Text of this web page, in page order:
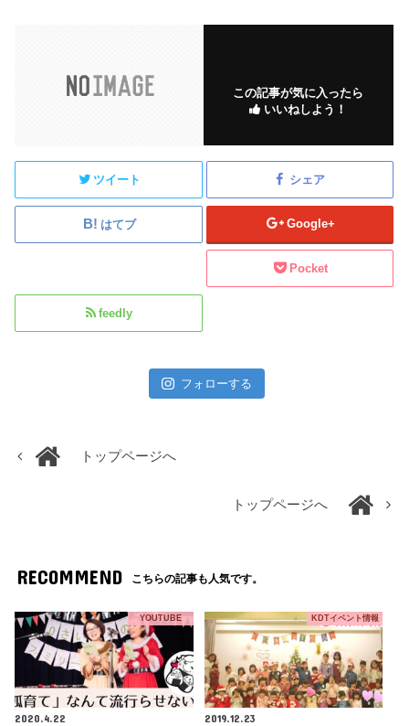
この記事が気に入ったら
いいねしよう！
ツイート シェア
はてブ Google+
Pocket
feedly
フォローする
トップページへ
トップページへ
RECOMMEND こちらの記事も人気です。
YOUTUBE
2020.4.22
KDTイベント情報
2019.12.23